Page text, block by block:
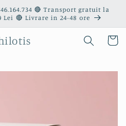
🔴 Transport gratuit la
🔴 Livrare in 24-48 ore
Coș